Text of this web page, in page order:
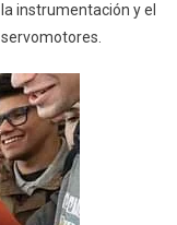
instrumentación y el